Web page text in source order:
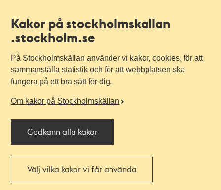
Kakor på stockholmskallan
.stockholm.se
På Stockholmskällan använder vi kakor, cookies, för att
sammanställa statistik och för att webbplatsen ska
fungera på ett bra sätt för dig.
Om kakor på Stockholmskällan
Godkänn alla kakor
Välj vilka kakor vi får använda